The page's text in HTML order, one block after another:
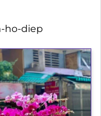
ho-diep